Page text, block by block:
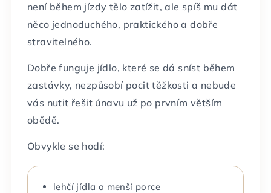
není během jízdy tělo zatížit, ale spíš mu dát
něco jednoduchého, praktického a dobře
stravitelného.
Dobře funguje jídlo, které se dá sníst během
zastávky, nezpůsobí pocit těžkosti a nebude
vás nutit řešit únavu už po prvním větším
obědě.
Obvykle se hodí:
lehčí jídla a menší porce